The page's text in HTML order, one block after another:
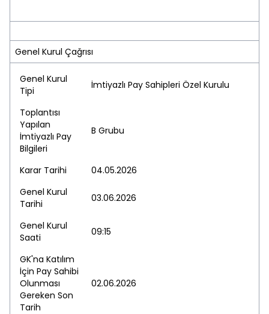
Genel Kurul Çağrısı
Genel Kurul
Tipi
İmtiyazlı Pay Sahipleri Özel Kurulu
Toplantısı
Yapılan
İmtiyazlı Pay
Bilgileri
B Grubu
Karar Tarihi
04.05.2026
Genel Kurul
Tarihi
03.06.2026
Genel Kurul
Saati
09:15
GK'na Katılım
İçin Pay Sahibi
Olunması
Gereken Son
Tarih
02.06.2026